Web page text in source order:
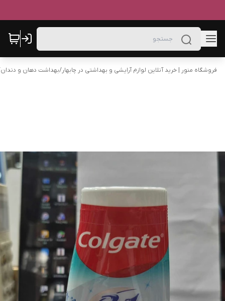
فروشگاه منور | خرید آنلاین لوازم آرایشی و بهداشتی در چابهار/بهداشت دهان و دندان